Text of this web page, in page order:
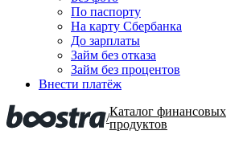
По паспорту
На карту Сбербанка
До зарплаты
Займ без отказа
Займ без процентов
Внести платёж
/Каталог финансовых
продуктов